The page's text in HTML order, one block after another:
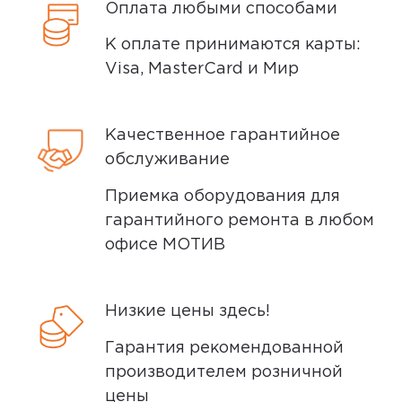
Анастасия Белько
Соотношение цена=качество
Телефон был куплен в 2022 году за
25 тысяч рублей. На тот момент для
меня это был хороший телефон, но
сейчас уже понимаю, что цена на
Минусы
Цена, камера
Оплата любыми способами
К оплате принимаются карты:
Visa, MasterCard и Мир
Качественное гарантийное
обслуживание
Приемка оборудования для
гарантийного ремонта в любом
офисе МОТИВ
Низкие цены здесь!
Гарантия рекомендованной
производителем розничной
цены